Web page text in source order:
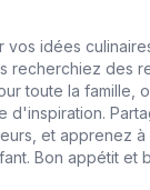
idées
recherchiez des
toute la famille,
et apprenez à
Bon appétit et